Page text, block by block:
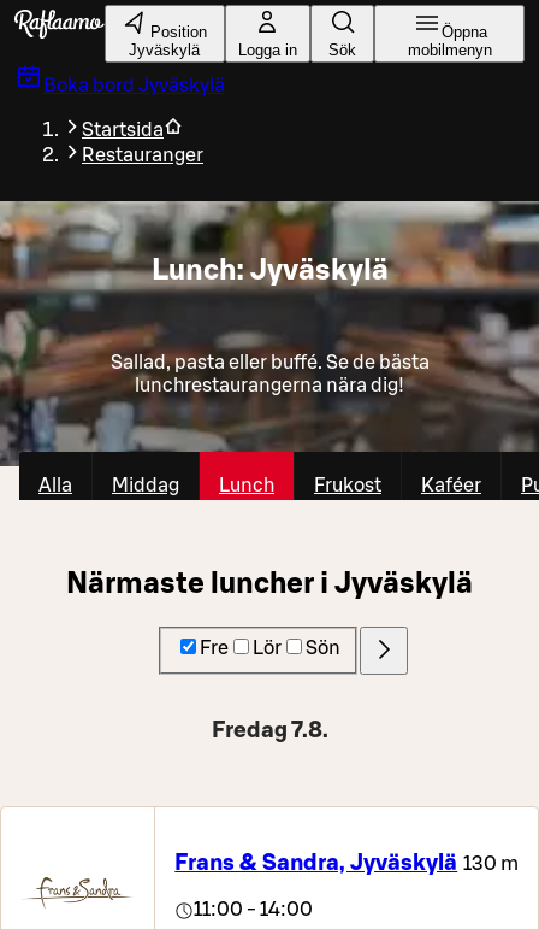
Gå till huvudinnehållet
Position
Jyväskylä
Logga in Sök
Öppna
mobilmenyn
Boka bord Jyväskylä
Startsida
Restauranger
Lunch: Jyväskylä
Sallad, pasta eller buffé. Se de bästa
lunchrestaurangerna nära dig!
Alla Middag Lunch Frukost Kaféer
Närmaste luncher i Jyväskylä
Fre Lör Sön
Fredag 7.8.
Frans & Sandra, Jyväskylä 130 m
11:00 - 14:00